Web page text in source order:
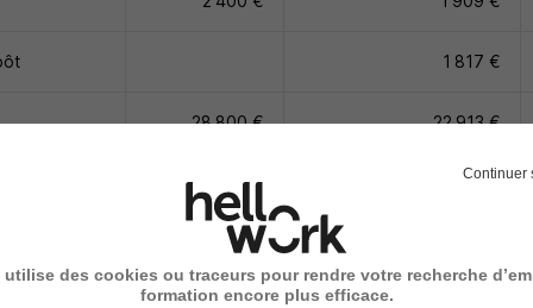
1 817 €
28 800 € 22 913 €
21 805 €
1er août 2026 : 1 867 euros
1er août 2026 : 1 485 euros
Continuer
utilise des cookies ou traceurs pour rendre votre recherche
formation encore plus efficace.